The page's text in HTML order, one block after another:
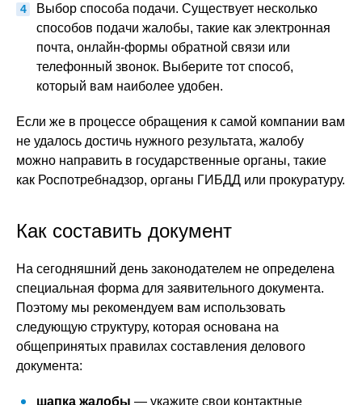
Выбор способа подачи. Существует несколько
способов подачи жалобы, такие как электронная
почта, онлайн-формы обратной связи или
телефонный звонок. Выберите тот способ,
который вам наиболее удобен.
Если же в процессе обращения к самой компании вам
не удалось достичь нужного результата, жалобу
можно направить в государственные органы, такие
как Роспотребнадзор, органы ГИБДД или прокуратуру.
Как составить документ
На сегодняшний день законодателем не определена
специальная форма для заявительного документа.
Поэтому мы рекомендуем вам использовать
следующую структуру, которая основана на
общепринятых правилах составления делового
документа:
шапка жалобы — укажите свои контактные